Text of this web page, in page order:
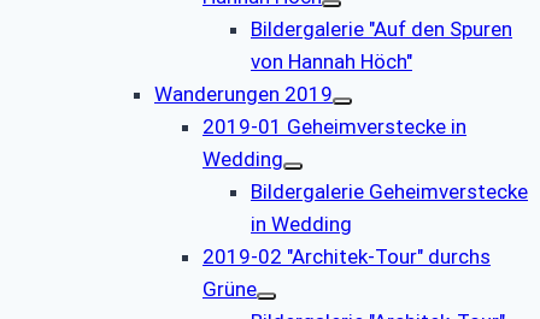
Bildergalerie "Auf den Spuren
von Hannah Höch"
Wanderungen 2019
2019-01 Geheimverstecke in
Wedding
Bildergalerie Geheimverstecke
in Wedding
2019-02 "Architek-Tour" durchs
Grüne